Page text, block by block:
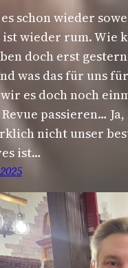
schon wieder
ist wieder rum. Wie
doch erst
was das für uns
es doch noch
passieren…
nicht unser
ist…